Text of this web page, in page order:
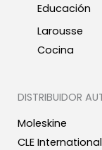
Educación
Larousse
Cocina
DISTRIBUIDOR
Moleskine
CLE International